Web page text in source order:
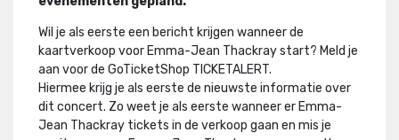
Wil je als eerste een bericht krijgen wanneer de
kaartverkoop voor Emma-Jean Thackray start? Meld je
aan voor de GoTicketShop TICKETALERT.
Hiermee krijg je als eerste de nieuwste informatie over
dit concert. Zo weet je als eerste wanneer er Emma-
Jean Thackray tickets in de verkoop gaan en mis je